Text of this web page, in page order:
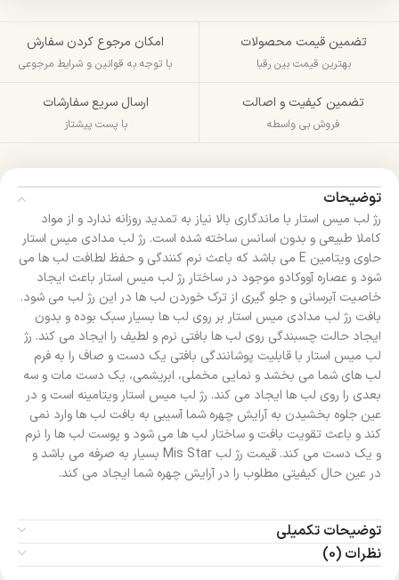
تضمین قیمت محصولات
بهترین قیمت بین رقبا
امکان مرجوع کردن سفارش
با توجه به قوانین و شرایط مرجوعی
تضمین کیفیت و اصالت
فروش بی واسطه
ارسال سریع سفارشات
با پست پیشتاز
توضیحات
رژ لب میس استار با ماندگاری بالا نیاز به تمدید روزانه ندارد و از مواد
کاملا طبیعی و بدون اسانس ساخته شده است. رژ لب مدادی میس استار
حاوی ویتامین E می باشد که باعث نرم کنندگی و حفظ لطافت لب ها می
شود و عصاره آووکادو موجود در ساختار رژ لب میس استار باعث ایجاد
خاصیت آبرسانی و جلو گیری از ترک خوردن لب ها در این رژ لب می شود.
بافت رژ لب مدادی میس استار بر روی لب ها بسیار سبک بوده و بدون
ایجاد حالت چسبندگی روی لب ها بافتی نرم و لطیف را ایجاد می کند. رژ
لب میس استار با قابلیت پوشانندگی بافتی یک دست و صاف را به فرم
لب های شما می بخشد و نمایی مخملی، ابریشمی، یک دست مات و سه
بعدی را روی لب ها ایجاد می کند. رژ لب میس استار ویتامینه است و در
عین جلوه بخشیدن به آرایش چهره شما آسیبی به بافت لب ها وارد نمی
کند و باعث تقویت بافت و ساختار لب ها می شود و پوست لب ها را نرم
و یک دست می کند. قیمت رژ لب Mis Star بسیار به صرفه می باشد و
در عین حال کیفیتی مطلوب را در آرایش چهره شما ایجاد می کند.
توضیحات تکمیلی
نظرات (0)